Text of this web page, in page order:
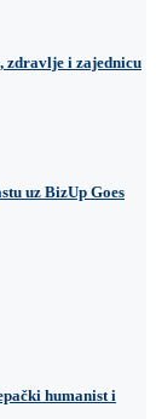
zdravlje i zajednicu
uz BizUp Goes
humanist i